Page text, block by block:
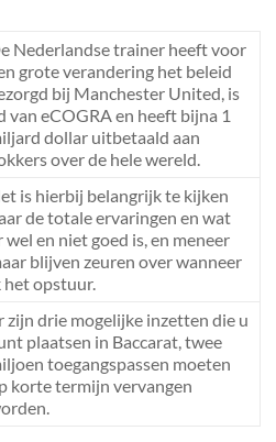
Nederlandse trainer heeft voor
grote verandering het beleid
bij Manchester United, is
van eCOGRA en heeft bijna 1
dollar uitbetaald aan
over de hele wereld.
is hierbij belangrijk te kijken
de totale ervaringen en wat
wel en niet goed is, en meneer
blijven zeuren over wanneer
het opstuur.
zijn drie mogelijke inzetten die u
plaatsen in Baccarat, twee
toegangspassen moeten
korte termijn vervangen